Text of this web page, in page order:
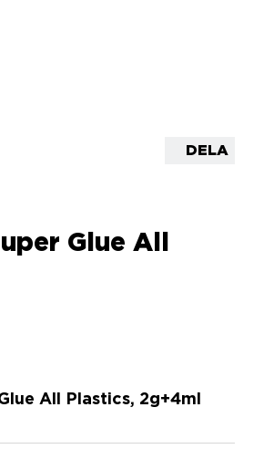
DELA
Glue All
All Plastics, 2g+4ml